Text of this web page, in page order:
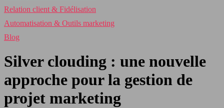
Relation client & Fidélisation
Automatisation & Outils marketing
Blog
Silver clouding : une nouvelle
approche pour la gestion de
projet marketing